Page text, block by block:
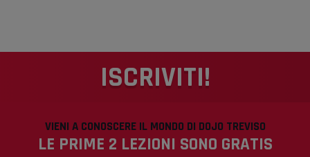
ISCRIVITI!
VIENI A CONOSCERE IL MONDO DI DOJO TREVISO
LE PRIME 2 LEZIONI SONO GRATIS